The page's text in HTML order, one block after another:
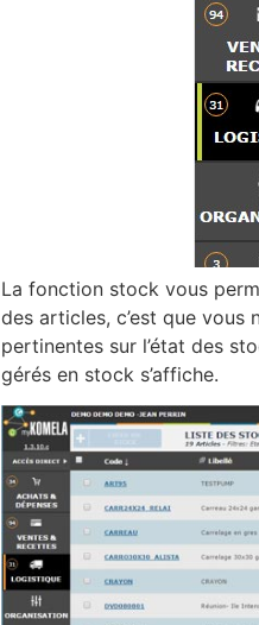
La fonction stock vous
des articles, c’est que
pertinentes sur l’état des
gérés en stock s’affiche.